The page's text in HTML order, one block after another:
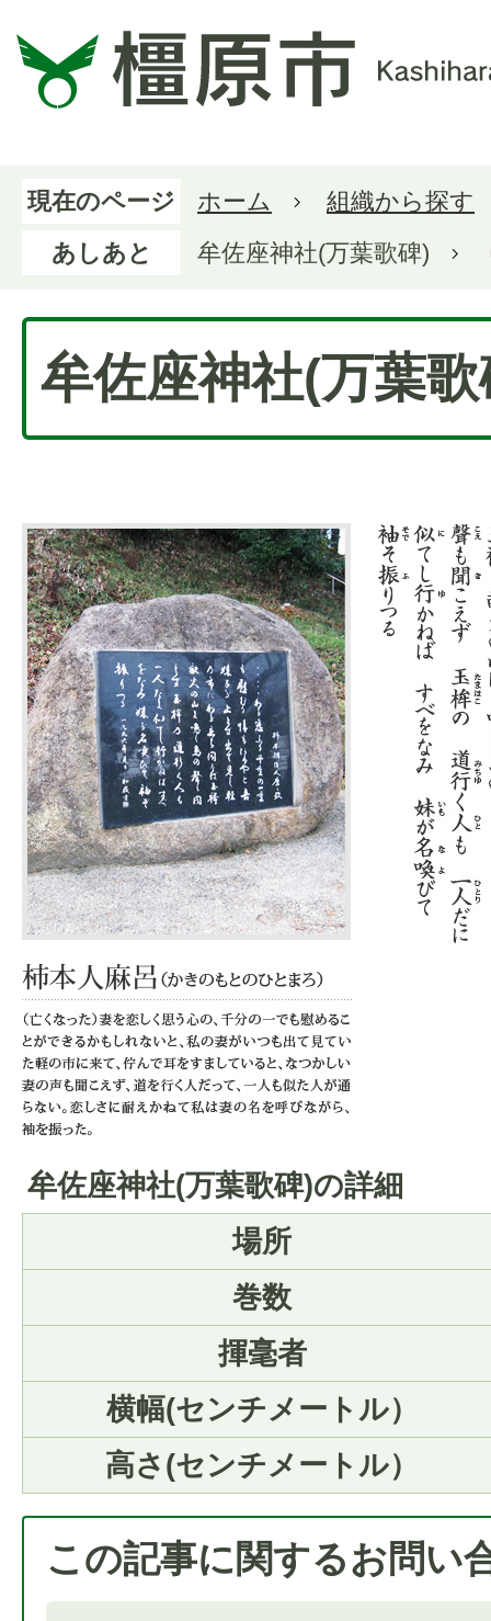
現在のページ ホーム
組織から探す
あしあと
牟佐座神社(万葉歌碑)
牟佐座神社(万葉
牟佐座神社(万葉歌碑)の詳細
場所
巻数
揮毫者
横幅(センチメートル）
高さ(センチメートル）
この記事に関するお問い